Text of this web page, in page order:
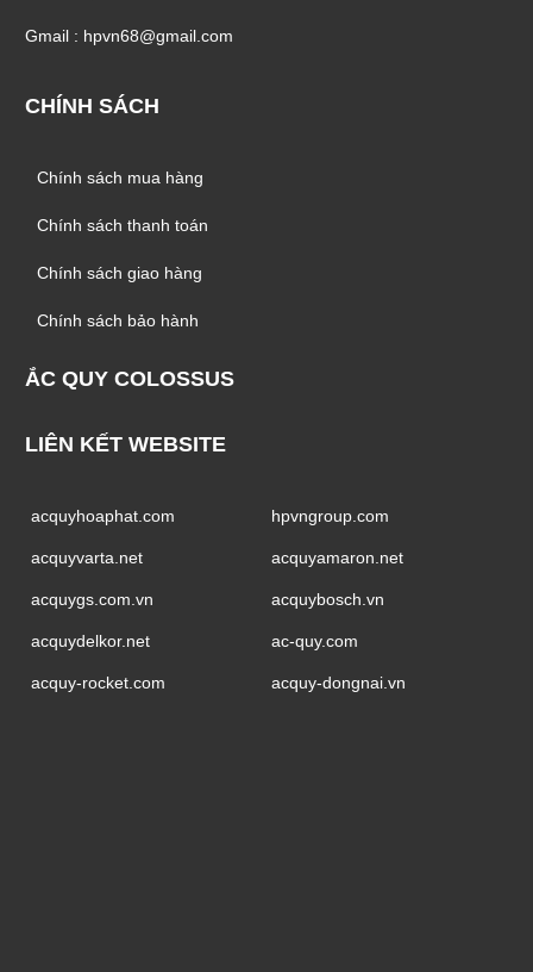
Gmail : hpvn68@gmail.com
CHÍNH SÁCH
Chính sách mua hàng
Chính sách thanh toán
Chính sách giao hàng
Chính sách bảo hành
ẮC QUY COLOSSUS
LIÊN KẾT WEBSITE
acquyhoaphat.com hpvngroup.com
acquyvarta.net acquyamaron.net
acquygs.com.vn acquybosch.vn
acquydelkor.net ac-quy.com
acquy-rocket.com acquy-dongnai.vn